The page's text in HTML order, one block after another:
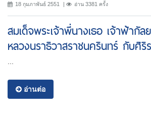
18 กุมภาพันธ์ 2551 อ่าน 3381 ครั้ง
สมเด็จพระเจ้าพี่นางเธอ เจ้าฟ้า
หลวงนราธิวาสราชนครินทร์ กับศิริ
อ่านต่อ